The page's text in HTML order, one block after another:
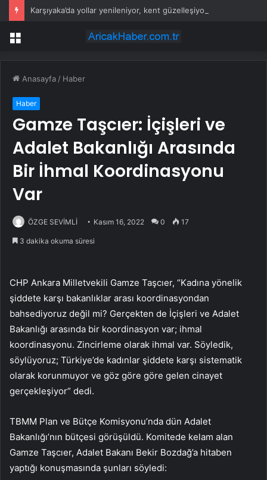
Karşıyaka’da yollar yenileniyor, kent güzelleşiyor
Menü
Anasayfa / Haber
Haber
Gamze Taşcıer: İçişleri ve
Adalet Bakanlığı Arasında
Bir İhmal Koordinasyonu
Var
ÖZGE SEVİMLİ Kasım 16, 2022 0 17
3 dakika okuma süresi
CHP Ankara Milletvekili Gamze Taşcıer, “Kadına yönelik
şiddete karşı bakanlıklar arası koordinasyondan
bahsediyoruz değil mi? Gerçekten de İçişleri ve Adalet
Bakanlığı arasında bir koordinasyon var; ihmal
koordinasyonu. Zincirleme olarak ihmal var. Söyledik,
söylüyoruz; Türkiye’de kadınlar şiddete karşı sistematik
olarak korunmuyor ve göz göre göre gelen cinayet
gerçekleşiyor” dedi.
TBMM Plan ve Bütçe Komisyonu’nda dün Adalet
Bakanlığı’nın bütçesi görüşüldü. Komitede kelam alan
Gamze Taşcıer, Adalet Bakanı Bekir Bozdağ’a hitaben
yaptığı konuşmasında şunları söyledi: